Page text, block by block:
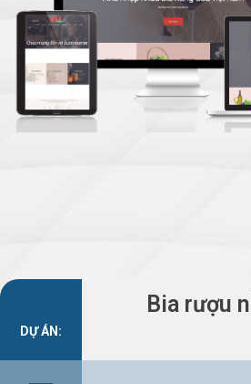
DỰ ÁN:
Bia rượu